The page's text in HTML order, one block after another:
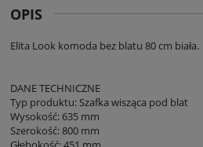
OPIS
Elita Look komoda bez blatu 80 cm biała.
DANE TECHNICZNE
Typ produktu: Szafka wisząca pod blat
Wysokość: 635 mm
Szerokość: 800 mm